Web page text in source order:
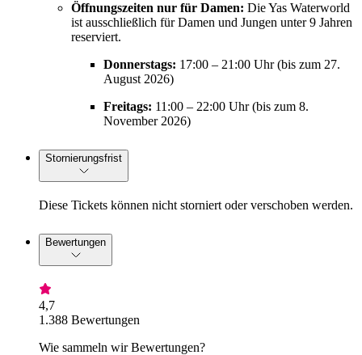
Öffnungszeiten nur für Damen: Die Yas Waterworld
ist ausschließlich für Damen und Jungen unter 9 Jahren
reserviert.
Donnerstags: 17:00 – 21:00 Uhr (bis zum 27.
August 2026)
Freitags: 11:00 – 22:00 Uhr (bis zum 8.
November 2026)
Stornierungsfrist
Diese Tickets können nicht storniert oder verschoben werden.
Bewertungen
4,7
1.388 Bewertungen
Wie sammeln wir Bewertungen?